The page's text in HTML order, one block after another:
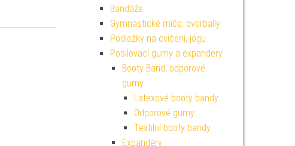
Bandáže
Gymnastické míče, overbally
Podložky na cvičení, jógu
Posilovací gumy a expandery
Booty Band, odporové
gumy
Latexové booty bandy
Odporové gumy
Textilní booty bandy
Expandéry